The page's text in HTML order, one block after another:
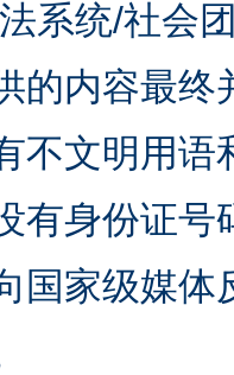
系统/社会
的内容最
不文明用
有身份证
国家级媒